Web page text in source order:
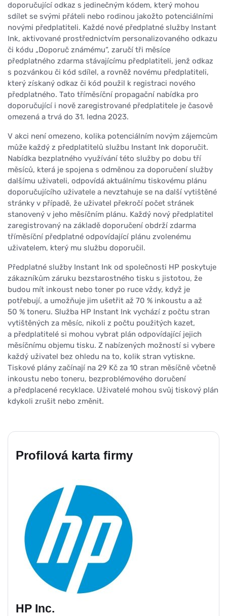
doporučující odkaz s jedinečným kódem, který mohou
sdílet se svými přáteli nebo rodinou jakožto potenciálními
novými předplatiteli. Každé nové předplatné služby Instant
Ink, aktivované prostřednictvím personalizovaného odkazu
či kódu „Doporuč známému“, zaručí tři měsíce
předplatného zdarma stávajícímu předplatiteli, jenž odkaz
s pozvánkou či kód sdílel, a rovněž novému předplatiteli,
který získaný odkaz či kód použil k registraci nového
předplatného. Tato tříměsíční propagační nabídka pro
doporučující i nově zaregistrované předplatitele je časově
omezená a trvá do 31. ledna 2023.
V akci není omezeno, kolika potenciálním novým zájemcům
může každý z předplatitelů službu Instant Ink doporučit.
Nabídka bezplatného využívání této služby po dobu tří
měsíců, která je spojena s odměnou za doporučení služby
dalšímu uživateli, odpovídá aktuálnímu tiskovému plánu
doporučujícího uživatele a nevztahuje se na další vytištěné
stránky v případě, že uživatel překročí počet stránek
stanovený v jeho měsíčním plánu. Každý nový předplatitel
zaregistrovaný na základě doporučení obdrží zdarma
tříměsíční předplatné odpovídající plánu zvolenému
uživatelem, který mu službu doporučil.
Předplatné služby Instant Ink od společnosti HP poskytuje
zákazníkům záruku bezstarostného tisku s jistotou, že
budou mít inkoust nebo toner po ruce vždy, když je
potřebují, a umožňuje jim ušetřit až 70 % inkoustu a až
50 % toneru. Služba HP Instant Ink vychází z počtu stran
vytištěných za měsíc, nikoli z počtu použitých kazet,
a předplatitelé si mohou vybrat plán odpovídající jejich
měsíčnímu objemu tisku. Z nabízených možností si vybere
každý uživatel bez ohledu na to, kolik stran vytiskne.
Tiskové plány začínají na 29 Kč za 10 stran měsíčně včetně
inkoustu nebo toneru, bezproblémového doručení
a předplacené recyklace. Uživatelé mohou svůj tiskový plán
kdykoli zrušit nebo změnit.
Profilová karta firmy
HP Inc.